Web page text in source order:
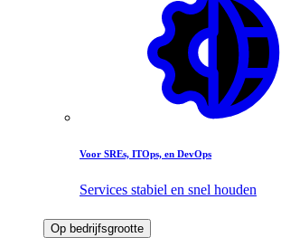
Voor SREs, ITOps, en DevOps
Services stabiel en snel houden
Op bedrijfsgrootte